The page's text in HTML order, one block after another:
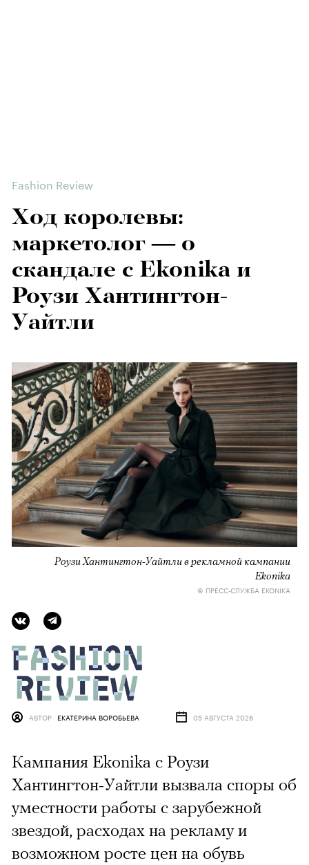
Fashion Review
Ход королевы:
маркетолог — о
скандале с Ekonika и
Роузи Хантингтон-
Уайтли
Роузи Хантингтон-Уайтли в рекламной кампании
Ekonika
© ПРЕСС-СЛУЖБА EKONIKA
АВТОР ЕКАТЕРИНА ВОРОБЬЕВА 05 АВГУСТА 2026
Кампания Ekonika с Роузи
Хантингтон-Уайтли вызвала споры об
уместности работы с зарубежной
звездой, расходах на рекламу и
возможном росте цен на обувь